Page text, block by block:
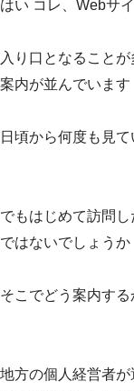
はい コレ、Webサ
入り口となること
案内が並んでいます
日頃から何度も見
でもはじめて訪問
ではないでしょうか
そこでどう案内す
地方の個人経営者